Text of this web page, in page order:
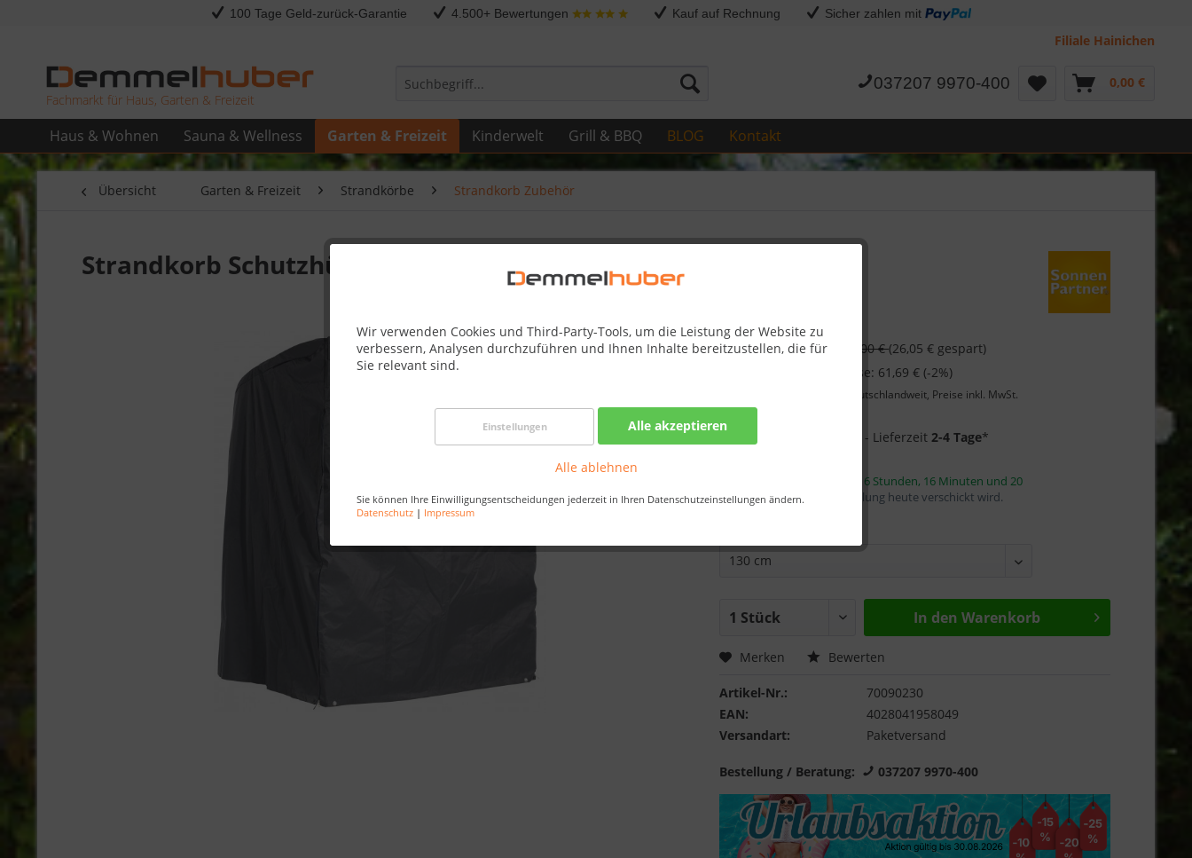
100 Tage Geld-zurück-Garantie 4.500+ Bewertungen Kauf auf Rechnung Sicher zahlen mit
Filiale Hainichen
Fachmarkt für Haus, Garten & Freizeit
037207 9970-400 0,00 €
Haus & Wohnen Sauna & Wellness Garten & Freizeit Kinderwelt Grill & BBQ BLOG Kontakt
Wir verwenden Cookies und Third-Party-Tools, um die Leistung der Website zu
verbessern, Analysen durchzuführen und Ihnen Inhalte bereitzustellen, die für
Sie relevant sind.
Einstellungen Alle akzeptieren
Alle ablehnen
Sie können Ihre Einwilligungsentscheidungen jederzeit in Ihren Datenschutzeinstellungen ändern.
Datenschutz | Impressum
Übersicht Garten & Freizeit Strandkörbe Strandkorb Zubehör
Strandkorb Schutzhülle anthrazit
62,95 € 89,00 €(26,05 € gespart)
Skonto-Preis bei Vorkasse: 61,69 € (-2%)
deutschlandweit, Preise inkl. MwSt.
- Lieferzeit2-4 Tage*
6 Stunden, 16 Minuten und 20
Sekunden, damit die Bestellung heute verschickt wird.
In den Warenkorb
Merken Bewerten
Artikel-Nr.:
70090230
EAN:
4028041958049
Versandart:
Paketversand
Bestellung / Beratung: 037207 9970-400